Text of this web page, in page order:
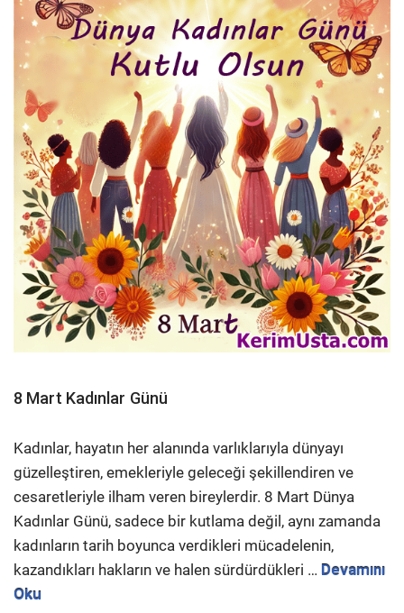
8 Mart Kadınlar Günü
Kadınlar, hayatın her alanında varlıklarıyla dünyayı
güzelleştiren, emekleriyle geleceği şekillendiren ve
cesaretleriyle ilham veren bireylerdir. 8 Mart Dünya
Kadınlar Günü, sadece bir kutlama değil, aynı zamanda
kadınların tarih boyunca verdikleri mücadelenin,
kazandıkları hakların ve halen sürdürdükleri … Devamını
Oku